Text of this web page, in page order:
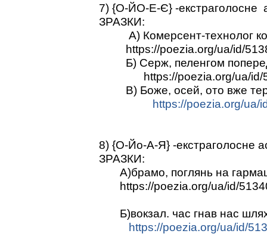
7) {О-ЙО-Е-Є} -екстраголосне
ЗРАЗКИ:
А) Комерсент-технолог
https://poezia.org/ua/id/
Б) Серж, пеленгом
https://poezia.org/ua/id/
В) Боже, осей, ото вже
https://poezia.org/ua/
8) {О-Йо-А-Я} -екстраголосне
ЗРАЗКИ:
А)брамо, поглянь на
https://poezia.org/ua/id/
Б)вокзал. час гнав нас
https://poezia.org/ua/id/